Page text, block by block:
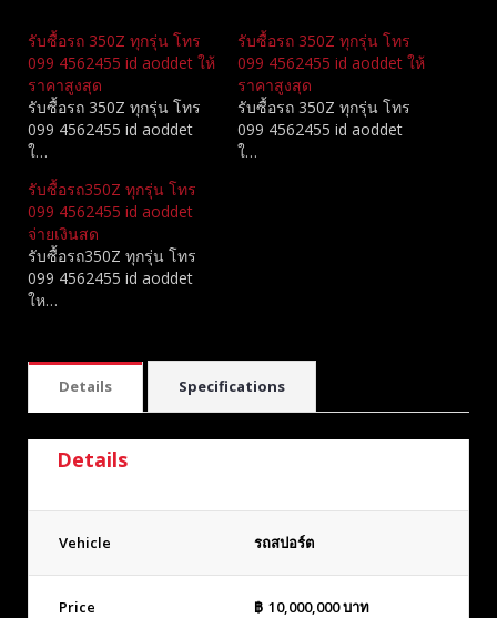
รับซื้อรถ 350Z ทุกรุ่น โทร
099 4562455 id aoddet ให้
ราคาสูงสุด
รับซื้อรถ 350Z ทุกรุ่น โทร
099 4562455 id aoddet
ใ…
รับซื้อรถ 350Z ทุกรุ่น โทร
099 4562455 id aoddet ให้
ราคาสูงสุด
รับซื้อรถ 350Z ทุกรุ่น โทร
099 4562455 id aoddet
ใ…
รับซื้อรถ350Z ทุกรุ่น โทร
099 4562455 id aoddet
จ่ายเงินสด
รับซื้อรถ350Z ทุกรุ่น โทร
099 4562455 id aoddet
ให…
Details Specifications
Details
Vehicle รถสปอร์ต
Price ฿ 10,000,000บาท